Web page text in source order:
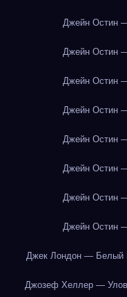
Джейн Остин
Джейн Остин
Джейн Остин
Джейн Остин
Джейн Остин
Джейн Остин
Джейн Остин
Джейн Остин
Джек Лондон — Белый
Джозеф Хеллер —